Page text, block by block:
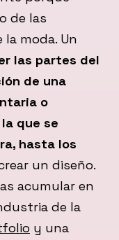
de las
la moda. Un
las partes del
de una
o
que se
hasta los
un diseño.
acumular en
de la
y una